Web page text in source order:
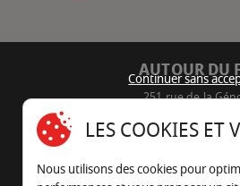
AUTOUR DU
251 rue de la
05 45 22
Nous envoyer un
Continuer sans
LES COOKIES ET
Nous utilisons des cookies pour